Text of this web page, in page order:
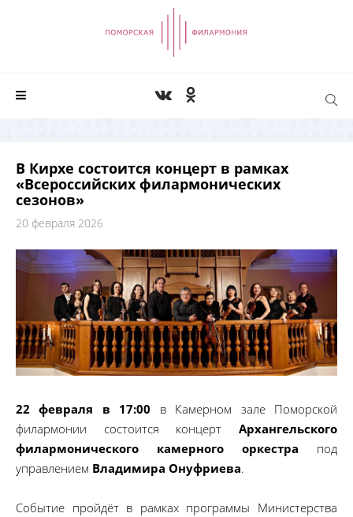
В Кирхе состоится концерт в рамках
«Всероссийских филармонических
сезонов»
20 февраля 2026
22 февраля в 17:00 в Камерном зале Поморской
филармонии состоится концерт Архангельского
филармонического камерного оркестра под
управлением Владимира Онуфриева.
Событие пройдёт в рамках программы Министерства